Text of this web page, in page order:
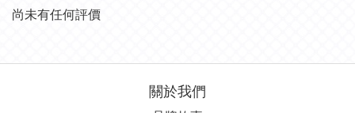
尚未有任何評價
關於我們